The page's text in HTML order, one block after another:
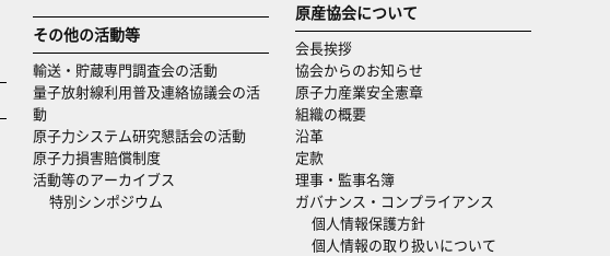
その他の活動等
輸送・貯蔵専門調査会の活動
量子放射線利用普及連絡協議会の活
動
原子力システム研究懇話会の活動
原子力損害賠償制度
活動等のアーカイブス
特別シンポジウム
原産協会について
会長挨拶
協会からのお知らせ
原子力産業安全憲章
組織の概要
沿革
定款
理事・監事名簿
ガバナンス・コンプライアンス
個人情報保護方針
個人情報の取り扱いについて